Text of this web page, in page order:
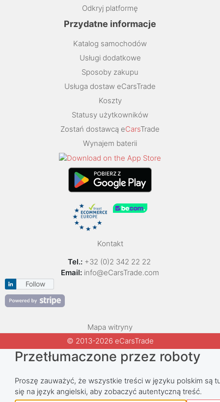
Odkryj platformę
Przydatne informacje
Katalog samochodów
Usługi dodatkowe
Sposoby zakupu
Usługa dostaw eCarsTrade
Koszty
Statusy użytkowników
Zostań dostawcą eCarsTrade
Wynajem baterii
Kontakt
Tel.: +32 (0)2 342 22 22
Email: info@eCarsTrade.com
Follow
Mapa witryny
© 2013-2026 eCarsTrade
Przetłumaczone przez roboty
Proszę zauważyć, że wszystkie treści w języku polskim są
się na język angielski, aby zobaczyć autentyczną treść.